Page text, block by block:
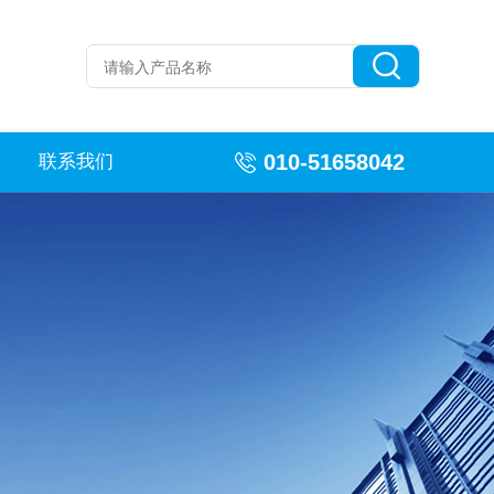
联系我们 010-51658042